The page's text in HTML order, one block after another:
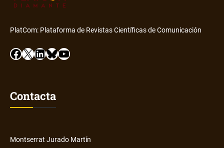
PlatCom: Plataforma de Revistas Científicas de Comunicación
Facebook X LinkedIn Bluesky YouTube
Contacta
Montserrat Jurado Martín